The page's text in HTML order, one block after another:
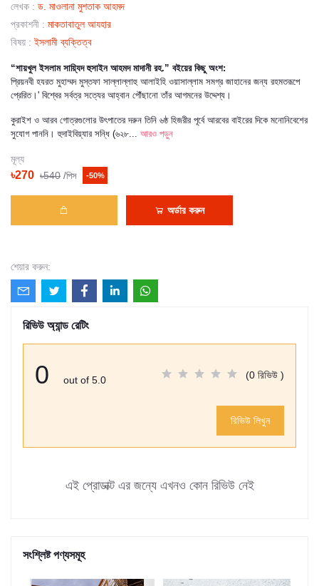
লেখক : ড. মাওলানা মুশতাক আহমদ
প্রকাশনী : মাকতাবাতুল আযহার
বিষয় : ইসলামী ব্যক্তিত্ব
“শায়খুল ইসলাম সায়্যিদ হুসাইন আহমদ মাদানী রহ.” বইয়ের কিছু অংশ:
প্রিয়নবী হযরত মুহাম্মদ মুস্তফা সাল্লাল্লাহু আলাইহি ওয়াসাল্লাম সমগ্র জাহানের জন্য রহমতরূপে
প্রেরিত।' বিশ্বের সর্বত্র সত্যের আহ্বান পৌঁছানো তাঁর আগমনের উদ্দেশ্য।
কুরাইশ ও আরব গোত্রগুলোর উৎপাতের দরুন তিনি ৬ষ্ঠ হিজরীর পূর্বে আরবের বাইরের দিকে মনোনিবেশের
সুযোগ পাননি। হুদাইবিয়্যার সন্ধি (৬২৮... আরও পড়ুন
মূল্য
৳270 ৳540 /পিস -50%
অর্ডার করুন
শেয়ার করুন:
রিভিউ অ্যান্ড রেটিং
0 out of 5.0 (0 রিভিউ )
রিভিউ লিখুন
এই প্রোডাক্ট এর জন্যে এখনও কোন রিভিউ নেই
সংশ্লিষ্ট পণ্যসমূহ